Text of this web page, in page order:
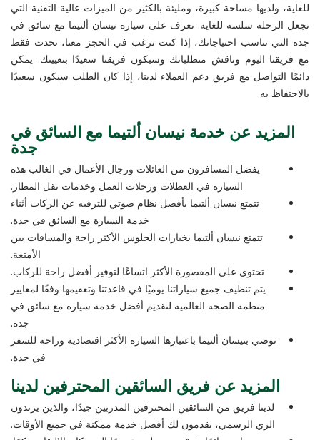
للغاية، ولديها مساحة كبيرة، ومليئة بالكثير من الميزات عالية التقنية التي
تجعل الرحلة سلسة للغاية. تعرف على سيارة نيسان ألتيما مع سائق في
جدة التي تناسب احتياجاتك، إذا كنت ترغب في الحجز معنا، تحدث فقط
مع فريقنا اليوم وناقش متطلباتك وسيكون فريقنا سعيدًا بتعيينك. يمكن
دائمًا التواصل مع فريق دعم العملاء لدينا، إذا كان الطلب سيكون سعيدًا
بالاحتفاظ به.
المزيد عن خدمة نيسان ألتيما مع السائق في
جدة
يفضل المسافرون من العائلات ورجال الأعمال في الغالب هذه
السيارة في العطلات ورحلات العمل وخدمات نقل المطار.
تتمتع نيسان ألتيما بأفضل نظام صوتي للترفيه عن الركاب أثناء
خدمة السيارة مع السائق في جدة.
تتمتع نيسان ألتيما بخيارات الجلوس الأكثر راحة والمسافات بين
الأمتعة.
تحتوي على المقصورة الأكثر اتساعًا لتوفير أفضل راحة للركاب.
يتم تنظيف جميع سياراتنا يوميًا في قاعدتنا وتعقيمها وفقًا لمعايير
منظمة الصحة العالمية لتقديم أفضل خدمة سيارة مع سائق في
جدة.
نوصي بنيسان ألتيما باعتبارها السيارة الأكثر اقتصادية وراحة للسفر
في جدة.
المزيد عن فريق السائقين المحترفين لدينا
لدينا فريق من السائقين المحترفين المدربين جيدًا، والذين يرتدون
الزي الرسمي، يقدمون لك أفضل خدمة ممكنة في جميع الأوقات.